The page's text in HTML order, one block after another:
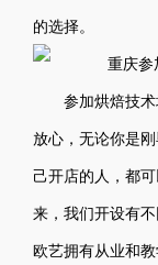
的选择。
参加烘焙技术
放心，无论你是
己开店的人，都
来，我们开设有
欧艺拥有从业和